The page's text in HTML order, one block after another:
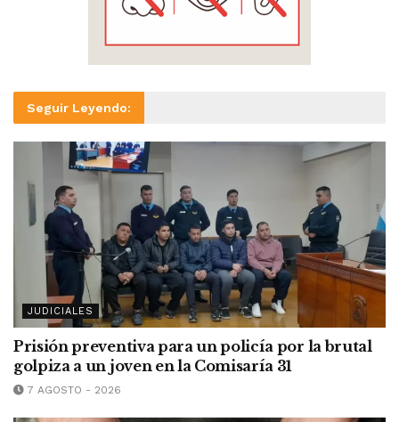
Seguir Leyendo:
JUDICIALES
Prisión preventiva para un policía por la brutal
golpiza a un joven en la Comisaría 31
7 AGOSTO - 2026